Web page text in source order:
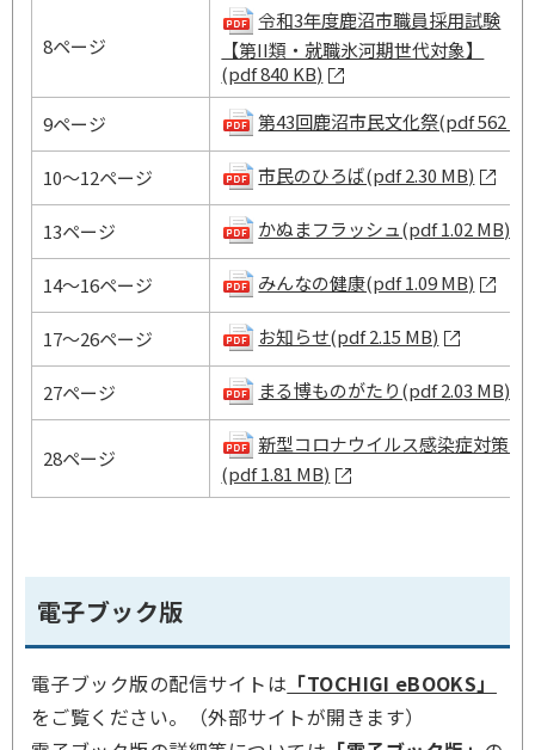
8ページ
令和3年度鹿沼市職員採用試験
【第II類・就職氷河期世代対象】
(pdf 840 KB)
9ページ
第43回鹿沼市民文化祭(pdf 562
10～12ページ 市民のひろば(pdf 2.30 MB)
13ページ かぬまフラッシュ(pdf 1.02 MB)
14～16ページ みんなの健康(pdf 1.09 MB)
17～26ページ お知らせ(pdf 2.15 MB)
27ページ まる博ものがたり(pdf 2.03 MB)
28ページ
新型コロナウイルス感染症対策の
(pdf 1.81 MB)
電子ブック版
電子ブック版の配信サイトは 「TOCHIGI eBOOKS」
をご覧ください。（外部サイトが開きます）